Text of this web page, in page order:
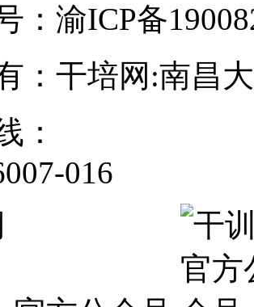
：渝ICP备
：干培网:南昌
：
016